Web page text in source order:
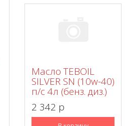
Масло TEBOIL
SILVER SN (10w-40)
п/с 4л (бенз. диз.)
2 342 p